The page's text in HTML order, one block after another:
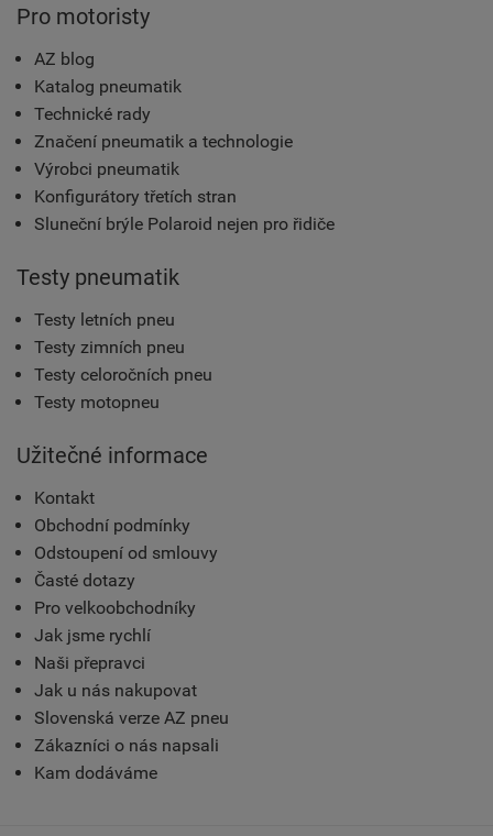
Pro motoristy
AZ blog
Katalog pneumatik
Technické rady
Značení pneumatik a technologie
Výrobci pneumatik
Konfigurátory třetích stran
Sluneční brýle Polaroid nejen pro řidiče
Testy pneumatik
Testy letních pneu
Testy zimních pneu
Testy celoročních pneu
Testy motopneu
Užitečné informace
Kontakt
Obchodní podmínky
Odstoupení od smlouvy
Časté dotazy
Pro velkoobchodníky
Jak jsme rychlí
Naši přepravci
Jak u nás nakupovat
Slovenská verze AZ pneu
Zákazníci o nás napsali
Kam dodáváme